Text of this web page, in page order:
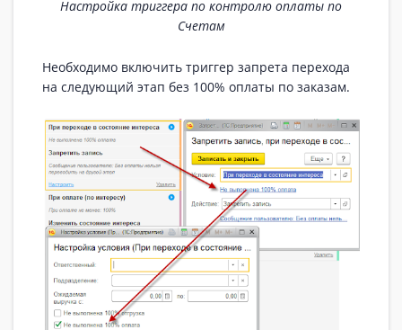
Настройка триггера по контролю оплаты по
Счетам
Необходимо включить триггер запрета перехода
на следующий этап без 100% оплаты по заказам.